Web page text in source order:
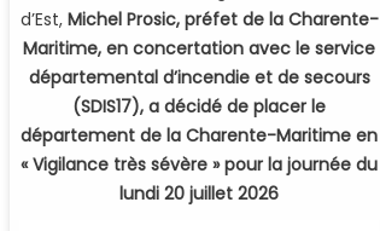
d’Est, Michel Prosic, préfet de la Charente-
Maritime, en concertation avec le service
départemental d’incendie et de secours
(SDIS17), a décidé de placer le
département de la Charente-Maritime en
« Vigilance très sévère » pour la journée du
lundi 20 juillet 2026